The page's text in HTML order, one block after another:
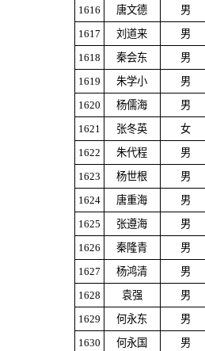
1616
唐文德
男
1617
刘道来
男
1618
秦会东
男
1619
朱学小
男
1620
杨儒海
男
1621
张冬英
女
1622
朱代程
男
1623
杨世根
男
1624
唐重海
男
1625
张遵海
男
1626
秦隆青
男
1627
杨鸿清
男
1628
袁强
男
1629
何永东
男
1630
何永国
男